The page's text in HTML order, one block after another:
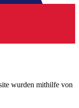
wurden mithilfe von